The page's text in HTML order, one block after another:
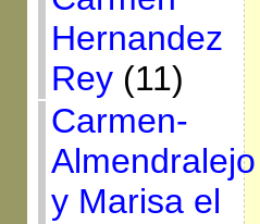
Hernandez
Rey(11)
Carmen-
Almendralejo
y Marisa el